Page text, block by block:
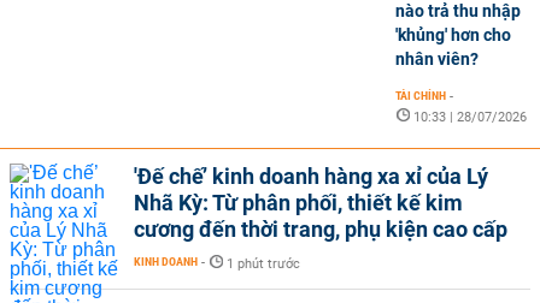
nào trả thu nhập
'khủng' hơn cho
nhân viên?
TÀI CHÍNH -
10:33 | 28/07/2026
'Đế chế’ kinh doanh hàng xa xỉ của Lý
Nhã Kỳ: Từ phân phối, thiết kế kim
cương đến thời trang, phụ kiện cao cấp
KINH DOANH - 1 phút trước